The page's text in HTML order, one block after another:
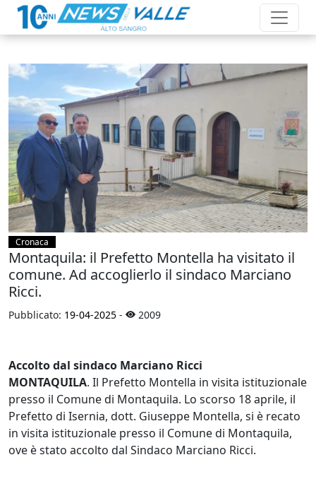
Cronaca
Montaquila: il Prefetto Montella ha visitato il
comune. Ad accoglierlo il sindaco Marciano
Ricci.
Pubblicato: 19-04-2025 - 2009
Accolto dal sindaco Marciano Ricci
MONTAQUILA. Il Prefetto Montella in visita istituzionale
presso il Comune di Montaquila. Lo scorso 18 aprile, il
Prefetto di Isernia, dott. Giuseppe Montella, si è recato
in visita istituzionale presso il Comune di Montaquila,
ove è stato accolto dal Sindaco Marciano Ricci.